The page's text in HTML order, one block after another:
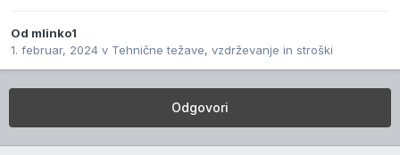
Od mlinko1
1. februar, 2024 v Tehnične težave, vzdrževanje in stroški
Odgovori